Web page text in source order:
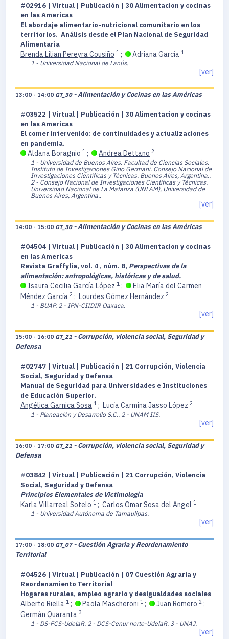
#02916 | Virtual | Publicación | 30 Alimentacion y cocinas
en las Americas
El abordaje alimentario-nutricional comunitario en los
territorios. Análisis desde el Plan Nacional de Seguridad
Alimentaria
Brenda Lilian Pereyra Cousiño 1 ; Adriana García 1
1 - Universidad Nacional de Lanús.
[ver]
13:00 - 14:00 GT_30 - Alimentación y Cocinas en las Américas
#03522 | Virtual | Publicación | 30 Alimentacion y cocinas
en las Americas
El comer intervenido: de continuidades y actualizaciones
en pandemia.
Aldana Boragnio 1 ; Andrea Dettano 2
1 - Universidad de Buenos Aires. Facultad de Ciencias Sociales.
Instituto de Investigaciones Gino Germani. Consejo Nacional de
Investigaciones Científicas y Técnicas. Buenos Aires, Argentina..
2 - Consejo Nacional de Investigaciones Científicas y Técnicas.
Universidad Nacional de La Matanza (UNLAM), Universidad de
Buenos Aires, Argentina..
[ver]
14:00 - 15:00 GT_30 - Alimentación y Cocinas en las Américas
#04504 | Virtual | Publicación | 30 Alimentacion y cocinas
en las Americas
Revista Graffylia, vol. 4 , núm. 8, Perspectivas de la
alimentación: antropológicas, históricas y de salud.
Isaura Cecilia García López 1 ;
Elia María del Carmen
Méndez García 2 ; Lourdes Gómez Hernández 2
1 - BUAP. 2 - IPN-CIIDIR Oaxaca.
[ver]
15:00 - 16:00 GT_21 - Corrupción, violencia social, Seguridad y
Defensa
#02747 | Virtual | Publicación | 21 Corrupción, Violencia
Social, Seguridad y Defensa
Manual de Seguridad para Universidades e Instituciones
de Educación Superior.
Angélica Garnica Sosa 1 ; Lucía Carmina Jasso López 2
1 - Planeación y Desarrollo S.C.. 2 - UNAM IIS.
[ver]
16:00 - 17:00 GT_21 - Corrupción, violencia social, Seguridad y
Defensa
#03842 | Virtual | Publicación | 21 Corrupción, Violencia
Social, Seguridad y Defensa
Principios Elementales de Victimología
Karla Villarreal Sotelo 1 ; Carlos Omar Sosa del Angel 1
1 - Universidad Autónoma de Tamaulipas.
[ver]
17:00 - 18:00 GT_07 - Cuestión Agraria y Reordenamiento
Territorial
#04526 | Virtual | Publicación | 07 Cuestión Agraria y
Reordenamiento Territorial
Hogares rurales, empleo agrario y desigualdades sociales
Alberto Riella 1 ; Paola Mascheroni 1 ; Juan Romero 2 ;
Germán Quaranta 3
1 - DS-FCS-UdelaR. 2 - DCS-Cenur norte-UdelaR. 3 - UNAJ.
[ver]